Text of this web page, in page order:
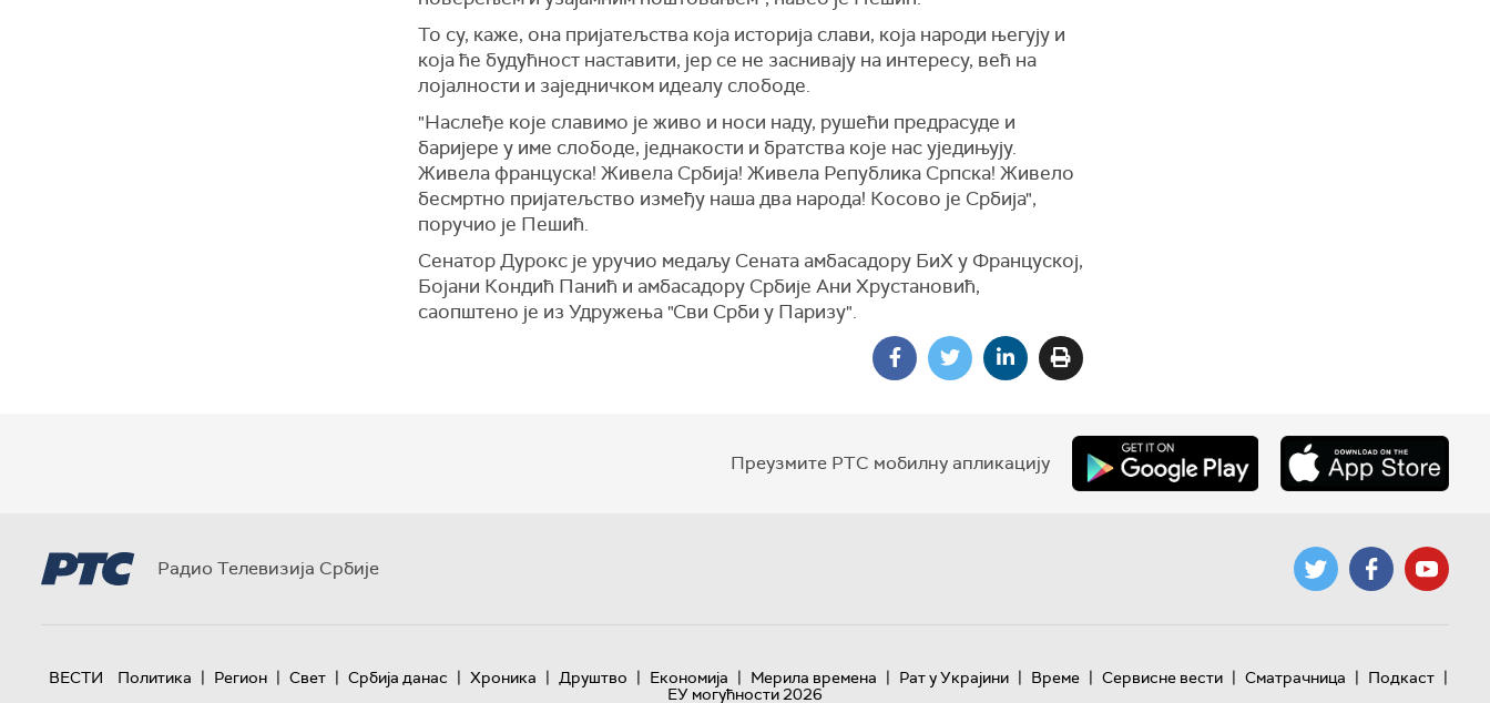
То су, каже, она пријатељства која историја слави, која народи његују и
која ће будућност наставити, јер се не заснивају на интересу, већ на
лојалности и заједничком идеалу слободе.
"Наслеђе које славимо је живо и носи наду, рушећи предрасуде и
баријере у име слободе, једнакости и братства које нас уједињују.
Живела француска! Живела Србија! Живела Република Српска! Живело
бесмртно пријатељство између наша два народа! Косово је Србија",
поручио је Пешић.
Сенатор Дурокс је уручио медаљу Сената амбасадору БиХ у Француској,
Бојани Кондић Панић и амбасадору Србије Ани Хрустановић,
саопштено је из Удружења "Сви Срби у Паризу".
Преузмите РТС мобилну апликацију
Радио Телевизија Србије
ВЕСТИ Политика | Регион | Свет | Србија данас | Хроника | Друштво | Економија | Мерила времена | Рат у Украјини | Време | Сервисне вести | Сматрачница | Подкаст |
ЕУ могућности 2026